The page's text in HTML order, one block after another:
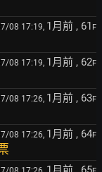
08 17:19, 1月前 , 61 F
08 17:19, 1月前 , 62F
08 17:26, 1月前 , 63F
08 17:26, 1月前 , 64F